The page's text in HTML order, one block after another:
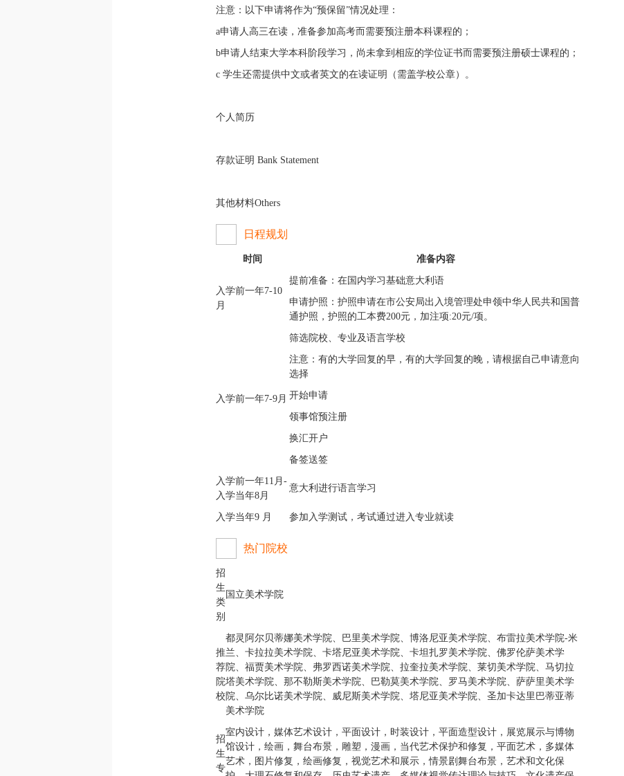
注意：以下申请将作为“预保留”情况处理：
a申请人高三在读，准备参加高考而需要预注册本科课程的；
b申请人结束大学本科阶段学习，尚未拿到相应的学位证书而需要预注册硕士课程的；
c 学生还需提供中文或者英文的在读证明（需盖学校公章）。
个人简历
存款证明 Bank Statement
其他材料Others
日程规划
时间 准备内容
入学前一年7-10
月
提前准备：在国内学习基础意大利语
申请护照：护照申请在市公安局出入境管理处申领中华人民共和国普
通护照，护照的工本费200元，加注项:20元/项。
入学前一年7-9月
筛选院校、 专业及语言学校
注意：有的大学回复的早，有的大学回复的晚，请根据自己申请意向
选择
开始申请
领事馆预注册
换汇开户
备签送签
入学前一年11月-
入学当年8月
意大利进行语言学习
入学当年9 月 参加入学测试，考试通过进入专业就读
热门院校
招
生
类
别
国立美术学院
推
荐
院
校
都灵阿尔贝蒂娜美术学院、巴里美术学院、博洛尼亚美术学院、布雷拉美术学院-米
兰、卡拉拉美术学院、卡塔尼亚美术学院、卡坦扎罗美术学院、佛罗伦萨美术学
院、福贾美术学院、弗罗西诺美术学院、拉奎拉美术学院、莱切美术学院、马切拉
塔美术学院、那不勒斯美术学院、巴勒莫美术学院、罗马美术学院、萨萨里美术学
院、乌尔比诺美术学院、威尼斯美术学院、塔尼亚美术学院、圣加卡达里巴蒂亚蒂
美术学院
招
生
专
室内设计，媒体艺术设计，平面设计，时装设计，平面造型设计，展览展示与博物
馆设计，绘画，舞台布景，雕塑，漫画，当代艺术保护和修复，平面艺术，多媒体
艺术，图片修复，绘画修复，视觉艺术和展示，情景剧舞台布景，艺术和文化保